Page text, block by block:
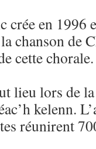
en 1996
chanson de
cette chorale.
lieu lors de la
kelenn.
réunirent